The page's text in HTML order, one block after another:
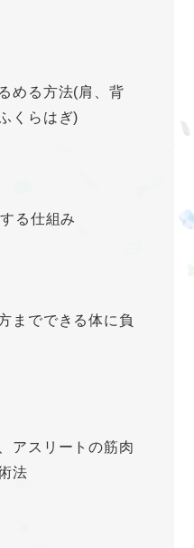
める方法(肩、背
くらはぎ)
る仕組み
までできる体に負
アスリートの筋肉
法